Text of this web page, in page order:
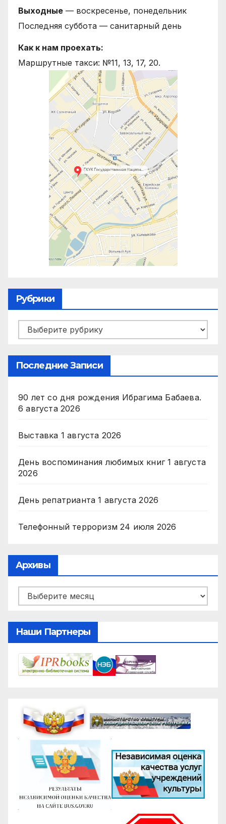
Выходные — воскресенье, понедельник
Последняя суббота — санитарный день
Как к нам проехать:
Маршрутные такси: №11, 13, 17, 20.
Рубрики
Рубрики
Последние Записи
90 лет со дня рождения Ибрагима Бабаева.
6 августа 2026
Выставка 1 августа 2026
День воспоминания любимых книг 1 августа
2026
День репатрианта 1 августа 2026
Телефонный терроризм 24 июля 2026
Архивы
Архивы
Наши Партнеры